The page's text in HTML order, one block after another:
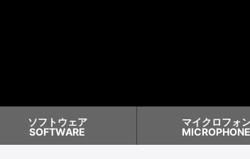
ソフトウェア
SOFTWARE
マイクロフォ
MICROPHONE